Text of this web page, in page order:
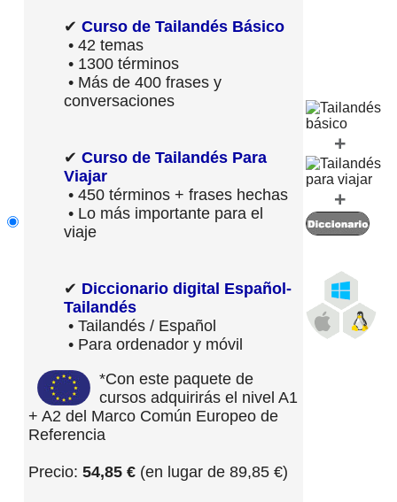
✔ Curso de Tailandés Básico
• 42 temas
• 1300 términos
• Más de 400 frases y
conversaciones
✔ Curso de Tailandés Para
Viajar
• 450 términos + frases hechas
• Lo más importante para el
viaje
✔ Diccionario digital Español-
Tailandés
• Tailandés / Español
• Para ordenador y móvil
*Con este paquete de
cursos adquirirás el nivel A1
+ A2 del Marco Común Europeo de
Referencia
Precio: 54,85 € (en lugar de 89,85 €)
+
+